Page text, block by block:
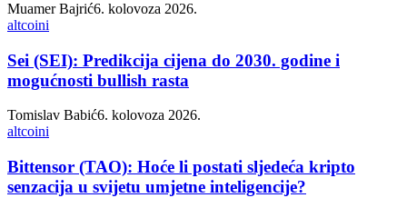
Muamer Bajrić6. kolovoza 2026.
altcoini
Sei (SEI): Predikcija cijena do 2030. godine i
mogućnosti bullish rasta
Tomislav Babić6. kolovoza 2026.
altcoini
Bittensor (TAO): Hoće li postati sljedeća kripto
senzacija u svijetu umjetne inteligencije?